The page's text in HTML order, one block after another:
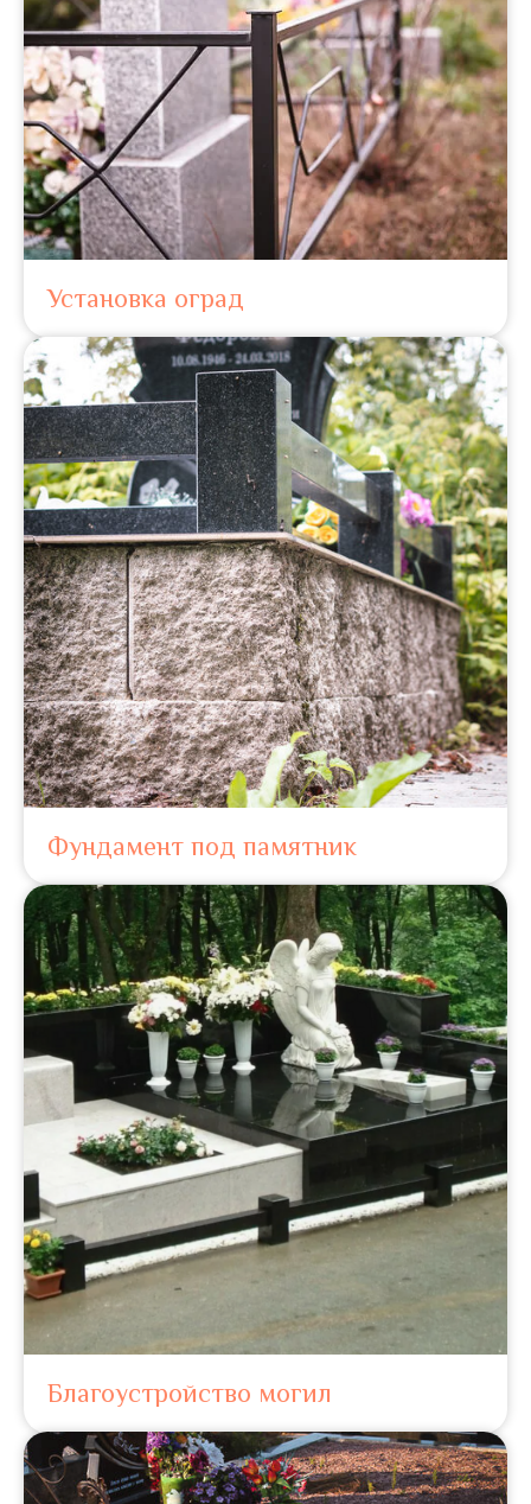
Установка оград
Фундамент под памятник
Благоустройство могил